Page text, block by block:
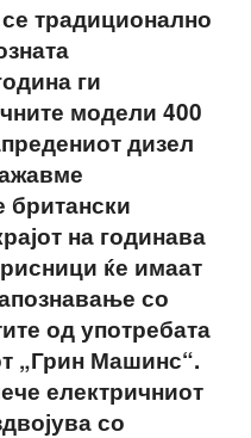
традиционално
ги
модели 400
дизел
британски
на годинава
ќе имаат
со
од употребата
„Грин Машинс“.
електричниот
со